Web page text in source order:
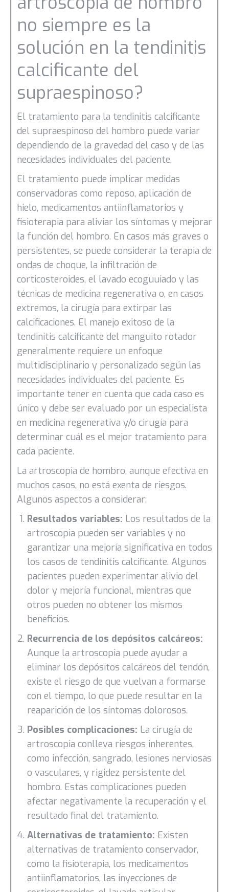
no siempre es la
solución en la tendinitis
calcificante del
supraespinoso?
El tratamiento para la tendinitis calcificante
del supraespinoso del hombro puede variar
dependiendo de la gravedad del caso y de las
necesidades individuales del paciente.
El tratamiento puede implicar medidas
conservadoras como reposo, aplicación de
hielo, medicamentos antiinflamatorios y
fisioterapia para aliviar los síntomas y mejorar
la función del hombro. En casos más graves o
persistentes, se puede considerar la terapia de
ondas de choque, la infiltración de
corticosteroides, el lavado ecoguuiado y las
técnicas de medicina regenerativa o, en casos
extremos, la cirugía para extirpar las
calcificaciones. El manejo exitoso de la
tendinitis calcificante del manguito rotador
generalmente requiere un enfoque
multidisciplinario y personalizado según las
necesidades individuales del paciente. Es
importante tener en cuenta que cada caso es
único y debe ser evaluado por un especialista
en medicina regenerativa y/o cirugía para
determinar cuál es el mejor tratamiento para
cada paciente.
La artroscopia de hombro, aunque efectiva en
muchos casos, no está exenta de riesgos.
Algunos aspectos a considerar:
Resultados variables: Los resultados de la
artroscopia pueden ser variables y no
garantizar una mejoría significativa en todos
los casos de tendinitis calcificante. Algunos
pacientes pueden experimentar alivio del
dolor y mejoría funcional, mientras que
otros pueden no obtener los mismos
beneficios.
Recurrencia de los depósitos calcáreos:
Aunque la artroscopia puede ayudar a
eliminar los depósitos calcáreos del tendón,
existe el riesgo de que vuelvan a formarse
con el tiempo, lo que puede resultar en la
reaparición de los síntomas dolorosos.
Posibles complicaciones: La cirugía de
artroscopia conlleva riesgos inherentes,
como infección, sangrado, lesiones nerviosas
o vasculares, y rigidez persistente del
hombro. Estas complicaciones pueden
afectar negativamente la recuperación y el
resultado final del tratamiento.
Alternativas de tratamiento: Existen
alternativas de tratamiento conservador,
como la fisioterapia, los medicamentos
antiinflamatorios, las inyecciones de